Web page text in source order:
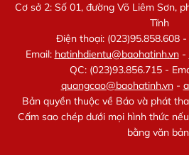
Cơ sở 2: Số 01, đường Võ Liêm Sơn,
Tĩnh
Điện thoại: (023)95.858.608
Email: hatinhdientu@baohatinh.vn-
QC: (023)93.856.715 -
quangcao@baohatinh.vn-
Bản quyền thuộc về Báo và phát
Cấm sao chép dưới mọi hình thức
bằng văn